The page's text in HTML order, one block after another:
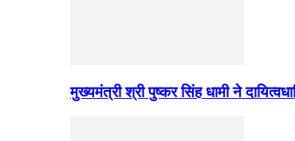
मुख्यमंत्री श्री पुष्कर सिंह धामी ने